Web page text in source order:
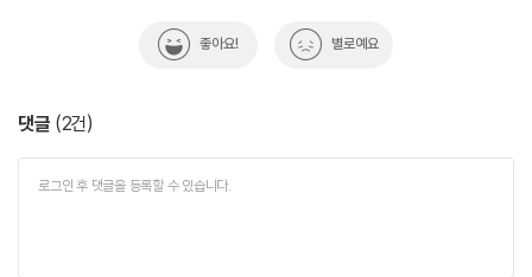
좋아요! 별로예요
댓글 (2건)